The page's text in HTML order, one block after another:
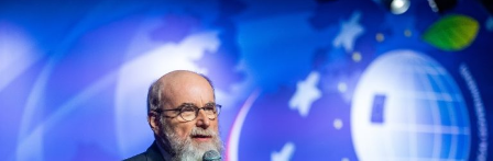
Jaromír Piskoř
redaktor a editor polskodnes.cz